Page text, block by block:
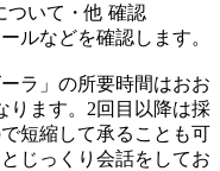
いて・他 確認
ルなどを確認します。
ーラ」の所要時間はおお
ります。2回目以降は採
短縮して承ることも可
じっくり会話をしてお